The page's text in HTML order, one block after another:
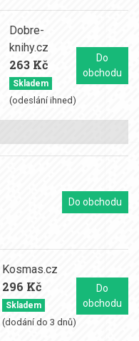
Dobre-
knihy.cz
263 Kč
Skladem
(odeslání ihned)
Do
obchodu
Do obchodu
Kosmas.cz
296 Kč
Skladem
(dodání do 3 dnů)
Do
obchodu